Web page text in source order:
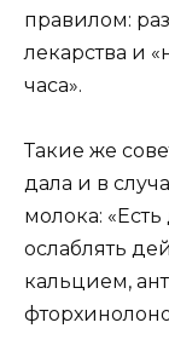
правилом:
лекарства и
часа».
Такие же
дала и в
молока:
ослаблять
кальцием,